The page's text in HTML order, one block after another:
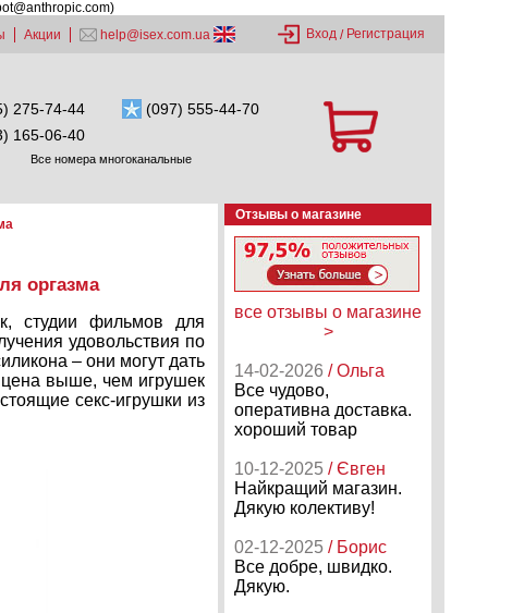
Акции help@isex.com.ua Вход / Регистрация
275-74-44
(097) 555-44-70
165-06-40
Все номера многоканальные
оргазма
студии фильмов для
удовольствия по
– они могут дать
выше, чем игрушек
секс-игрушки из
Отзывы о магазине
все отзывы о магазине
>
14-02-2026 / Ольга
Все чудово,
оперативна доставка.
хороший товар
10-12-2025 / Євген
Найкращий магазин.
Дякую колективу!
02-12-2025 / Борис
Все добре, швидко.
Дякую.